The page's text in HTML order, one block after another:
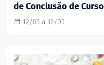
de Conclusão de Curso
12/05 a 12/05